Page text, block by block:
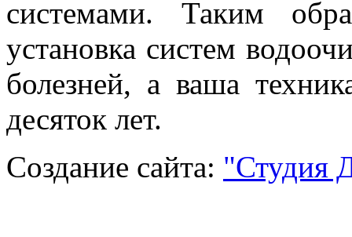
системами. Таким
установка систем
болезней, а ваша
десяток лет.
Создание сайта: "Студия